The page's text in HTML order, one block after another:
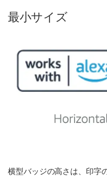
最小サイズ
横型バッジの高さは、印字